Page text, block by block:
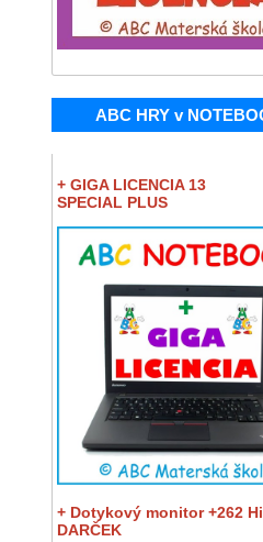
ABC HRY v
+ GIGA LICENCIA 13
SPECIAL PLUS
+ Dotykový monitor +262
DARČEK